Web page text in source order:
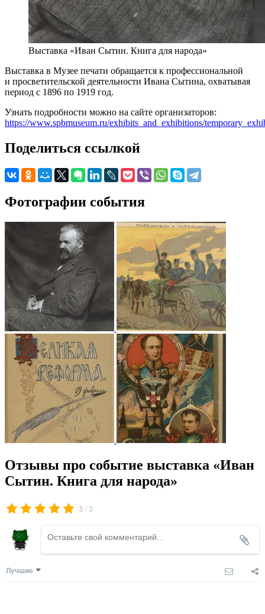
Выставка «Иван Сытин. Книга для народа»
Выставка в Музее печати обращается к профессиональной
и просветительской деятельности Ивана Сытина, охватывая
период с 1896 по 1919 год.
Узнать подробности можно на сайте организаторов:
https://www.spbmuseum.ru/exhibits_and_exhibitions/
Поделиться ссылкой
Фотографии события
Отзывы про событие выставка «Иван
Сытин. Книга для народа»
5 /3
Лучшие